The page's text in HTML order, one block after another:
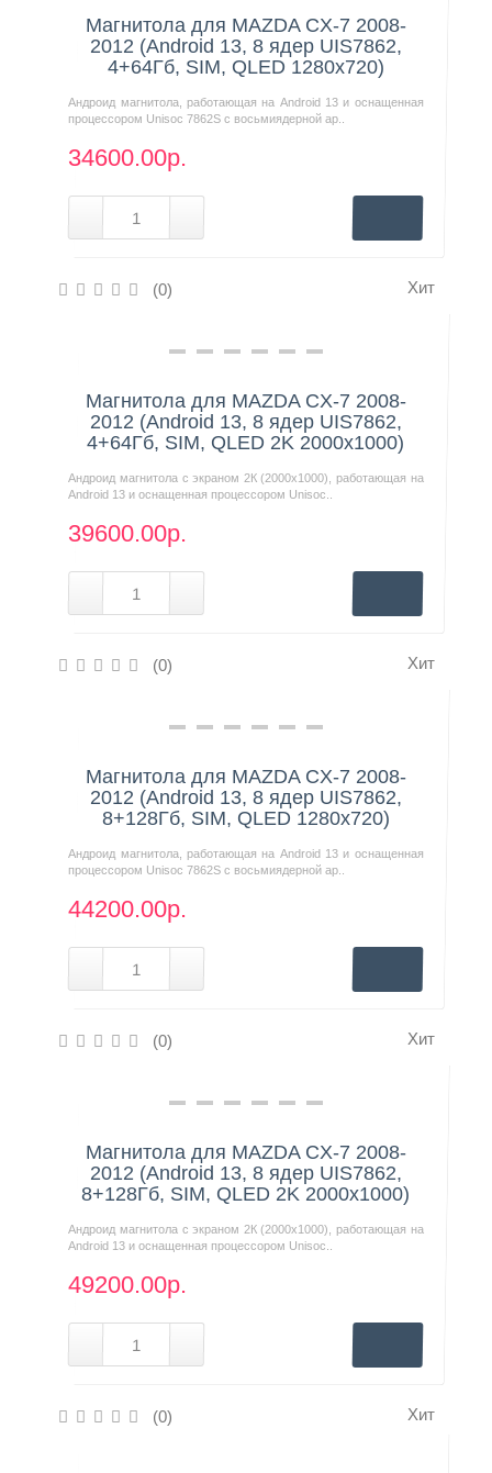
Магнитола для MAZDA CX-7 2008-
2012 (Android 13, 8 ядер UIS7862,
4+64Гб, SIM, QLED 1280x720)
Андроид магнитола, работающая на Android 13 и оснащенная
процессором Unisoc 7862S с восьмиядерной ар..
34600.00р.
(0) Хит
Нашли дешевле?
Магнитола для MAZDA CX-7 2008-
2012 (Android 13, 8 ядер UIS7862,
4+64Гб, SIM, QLED 2K 2000x1000)
Андроид магнитола с экраном 2К (2000х1000), работающая на
Android 13 и оснащенная процессором Unisoc..
39600.00р.
(0) Хит
Нашли дешевле?
Магнитола для MAZDA CX-7 2008-
2012 (Android 13, 8 ядер UIS7862,
8+128Гб, SIM, QLED 1280x720)
Андроид магнитола, работающая на Android 13 и оснащенная
процессором Unisoc 7862S с восьмиядерной ар..
44200.00р.
(0) Хит
Нашли дешевле?
Магнитола для MAZDA CX-7 2008-
2012 (Android 13, 8 ядер UIS7862,
8+128Гб, SIM, QLED 2K 2000x1000)
Андроид магнитола с экраном 2К (2000х1000), работающая на
Android 13 и оснащенная процессором Unisoc..
49200.00р.
(0) Хит